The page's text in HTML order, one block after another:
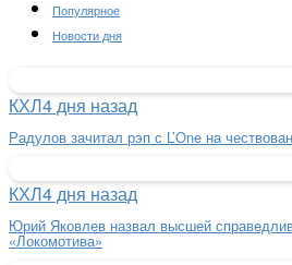
Популярное
Новости дня
КХЛ4 дня назад
Радулов зачитал рэп с L’One на
КХЛ4 дня назад
Юрий Яковлев назвал высшей
«Локомотива»